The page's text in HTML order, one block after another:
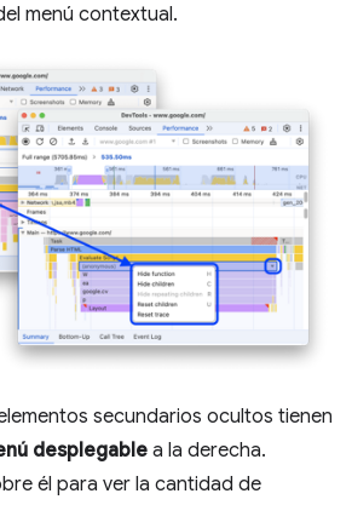
menú contextual.
secundarios ocultos tienen
desplegable a la derecha.
él para ver la cantidad de